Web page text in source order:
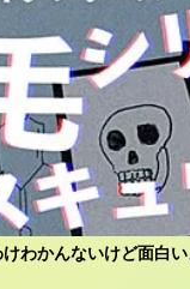
わかんないけど面白